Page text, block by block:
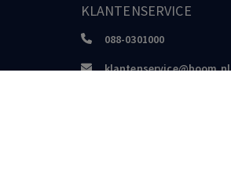
KLANTENSERVICE
088-0301000
klantenservice@boom.nl